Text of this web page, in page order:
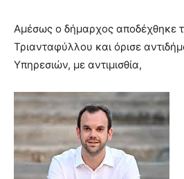
Αμέσως ο δήμαρχος αποδέχθηκε
Τριανταφύλλου και όρισε
Υπηρεσιών, με αντιμισθία,